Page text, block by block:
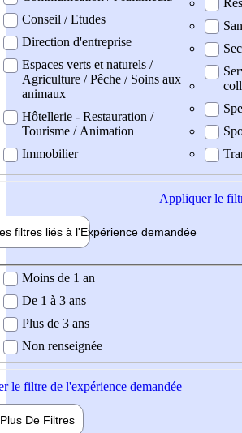
Conseil / Etudes
Direction d'entreprise
Espaces verts et naturels /
Agriculture / Pêche / Soins aux
animaux
Hôtellerie - Restauration /
Tourisme / Animation
Immobilier
Appliquerle
filtres liés à l'Expérience demandée
demandée
Moins de 1 an
De 1 à 3 ans
Plus de 3 ans
Non renseignée
le filtre de l'expérience demandée
Plus De Filtres